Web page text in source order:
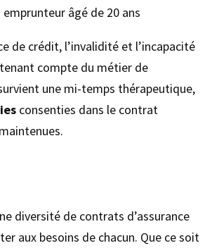
emprunteur âgé de 20 ans
de crédit, l’invalidité et l’incapacité
compte du métier de
une mi-temps thérapeutique,
consenties dans le contrat
diversité de contrats d’assurance
aux besoins de chacun. Que ce soit